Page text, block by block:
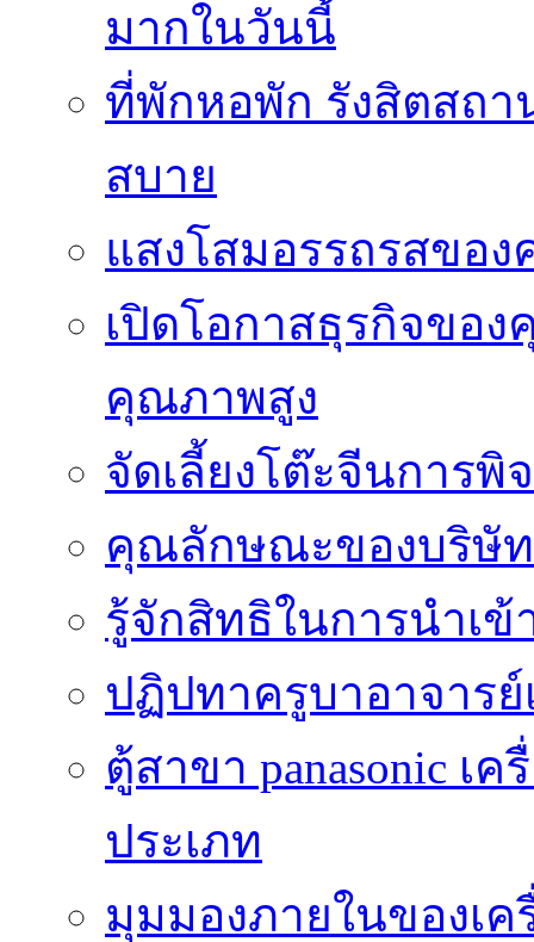
มากในวันนี้
ที่พักหอพัก รังสิตสถ
สบาย
แสงโสมอรรถรสขอ
เปิดโอกาสธุรกิจขอ
คุณภาพสูง
จัดเลี้ยงโต๊ะจีนการ
คุณลักษณะของบริษัท
รู้จักสิทธิในการนำเ
ปฏิปทาครูบาอาจาร
ตู้สาขา panasonic เ
ประเภท
มุมมองภายในของเค